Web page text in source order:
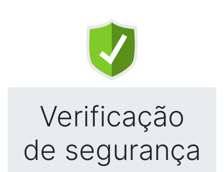
Verificação
de segurança